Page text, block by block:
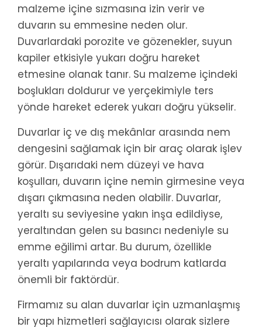
malzeme içine sızmasına izin verir ve
duvarın su emmesine neden olur.
Duvarlardaki porozite ve gözenekler, suyun
kapiler etkisiyle yukarı doğru hareket
etmesine olanak tanır. Su malzeme içindeki
boşlukları doldurur ve yerçekimiyle ters
yönde hareket ederek yukarı doğru yükselir.
Duvarlar iç ve dış mekânlar arasında nem
dengesini sağlamak için bir araç olarak işlev
görür. Dışarıdaki nem düzeyi ve hava
koşulları, duvarın içine nemin girmesine veya
dışarı çıkmasına neden olabilir. Duvarlar,
yeraltı su seviyesine yakın inşa edildiyse,
yeraltından gelen su basıncı nedeniyle su
emme eğilimi artar. Bu durum, özellikle
yeraltı yapılarında veya bodrum katlarda
önemli bir faktördür.
Firmamız su alan duvarlar için uzmanlaşmış
bir yapı hizmetleri sağlayıcısı olarak sizlere